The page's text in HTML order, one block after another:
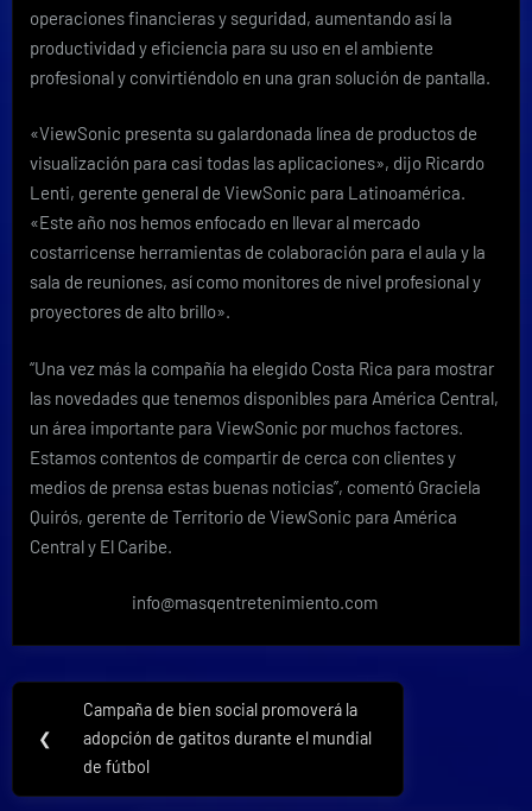
operaciones financieras y seguridad, aumentando así la
productividad y eficiencia para su uso en el ambiente
profesional y convirtiéndolo en una gran solución de pantalla.
«ViewSonic presenta su galardonada línea de productos de
visualización para casi todas las aplicaciones», dijo Ricardo
Lenti, gerente general de ViewSonic para Latinoamérica.
«Este año nos hemos enfocado en llevar al mercado
costarricense herramientas de colaboración para el aula y la
sala de reuniones, así como monitores de nivel profesional y
proyectores de alto brillo».
“Una vez más la compañía ha elegido Costa Rica para mostrar
las novedades que tenemos disponibles para América Central,
un área importante para ViewSonic por muchos factores.
Estamos contentos de compartir de cerca con clientes y
medios de prensa estas buenas noticias”, comentó Graciela
Quirós, gerente de Territorio de ViewSonic para América
Central y El Caribe.
info@masqentretenimiento.com
Navegación
de
entradas
❮
Previous
Post:
Campaña de bien social promoverá la
adopción de gatitos durante el mundial
de fútbol